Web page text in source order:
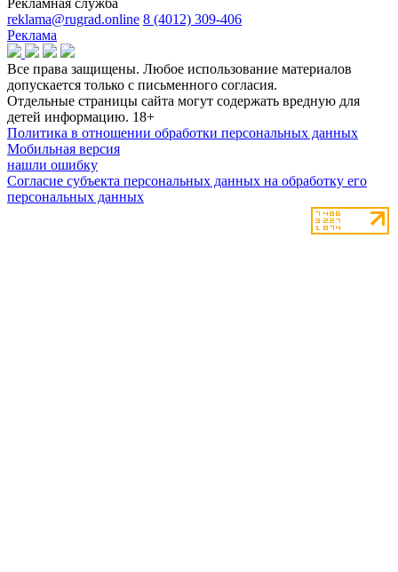
Рекламная служба
reklama@rugrad.online 8 (4012) 309-406
Реклама
Все права защищены. Любое использование материалов
допускается только с письменного согласия.
Отдельные страницы сайта могут содержать вредную для
детей информацию. 18+
Политика в отношении обработки персональных данных
Мобильная версия
нашли ошибку
Согласие субъекта персональных данных на обработку его
персональных данных